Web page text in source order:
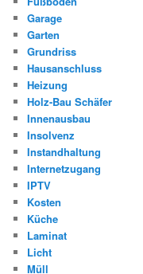
Garage
Garten
Grundriss
Hausanschluss
Heizung
Holz-Bau Schäfer
Innenausbau
Insolvenz
Instandhaltung
Internetzugang
IPTV
Kosten
Küche
Laminat
Licht
Müll